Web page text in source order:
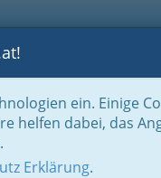
BRANCHEN
ein. Einige
helfen dabei, das
Erklärung.